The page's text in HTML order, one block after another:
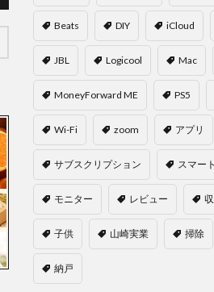
Beats DIY iCloud
JBL Logicool Mac
MoneyForward ME PS5
Wi-Fi zoom アプリ
サブスクリプション スマー
モニター レビュー
子供 山崎実業 掃除
納戸